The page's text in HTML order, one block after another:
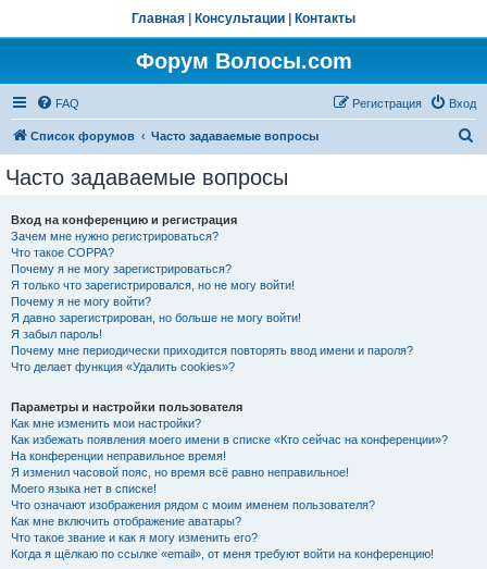
Главная Консультации Контакты
Форум Волосы.com
FAQ Вход
Регистрация
Список форумов Часто задаваемые вопросы
Часто задаваемые вопросы
Вход на конференцию и регистрация
Зачем мне нужно регистрироваться?
Что такое COPPA?
Почему я не могу зарегистрироваться?
Я только что зарегистрировался, но не могу войти!
Почему я не могу войти?
Я давно зарегистрирован, но больше не могу войти!
Я забыл пароль!
Почему мне периодически приходится повторять ввод имени и пароля?
Что делает функция «Удалить cookies»?
Параметры и настройки пользователя
Как мне изменить мои настройки?
Как избежать появления моего имени в списке «Кто сейчас на конференции»?
На конференции неправильное время!
Я изменил часовой пояс, но время всё равно неправильное!
Моего языка нет в списке!
Что означают изображения рядом с моим именем пользователя?
Как мне включить отображение аватары?
Что такое звание и как я могу изменить его?
Когда я щёлкаю по ссылке «email», от меня требуют войти на конференцию!